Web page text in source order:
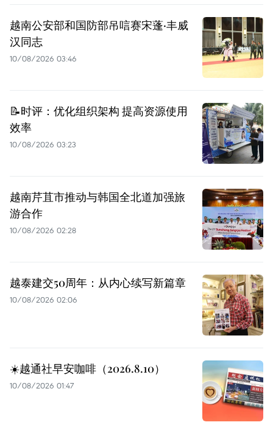
越南公安部和国防部吊唁赛宋蓬·丰威
汉同志
10/08/2026 03:46
📝时评：优化组织架构 提高资源使用
效率
10/08/2026 03:23
越南芹苴市推动与韩国全北道加强旅
游合作
10/08/2026 02:28
越泰建交50周年：从内心续写新篇章
10/08/2026 02:06
☀️越通社早安咖啡（2026.8.10）
10/08/2026 01:47